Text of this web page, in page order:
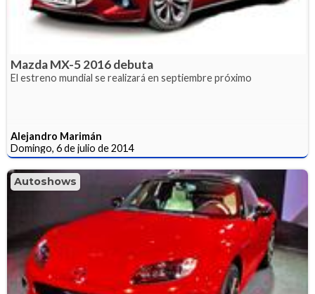
Mazda MX-5 2016 debuta
El estreno mundial se realizará en septiembre próximo
Alejandro Marimán
Domingo, 6 de julio de 2014
Autoshows